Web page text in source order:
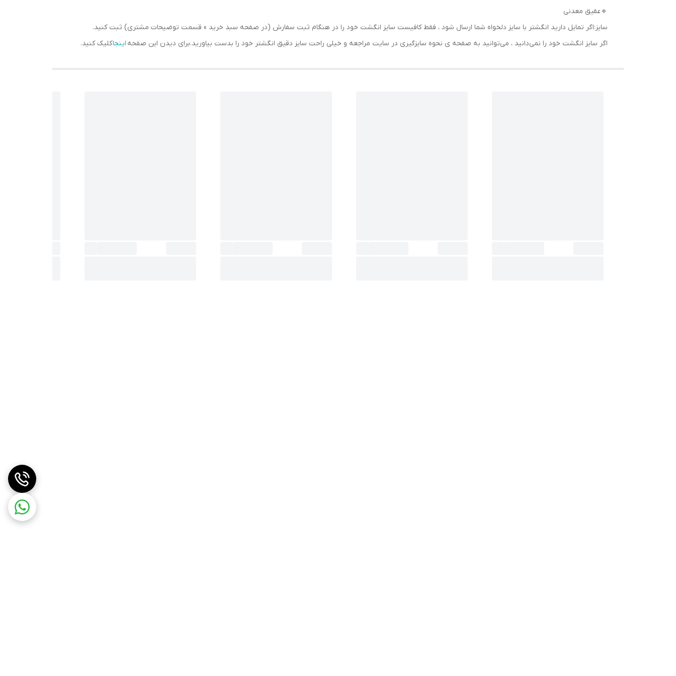
🔹عقیق معدنی
سایز:اگر تمایل دارید انگشتر با سایز دلخواه شما ارسال شود ، فقط کافیست سایز انگشت خود را در هنگام ثبت سفارش (در صفحه سبد خرید » قسمت توضیحات مشتری) ثبت کنید.
اگر سایز انگشت خود را نمی‌دانید ، می‌توانید به صفحه ی نحوه سایزگیری در سایت مراجعه و خیلی راحت سایز دقیق انگشتر خود را بدست بیاورید.برای دیدن این صفحه اینجاکلیک کنید.